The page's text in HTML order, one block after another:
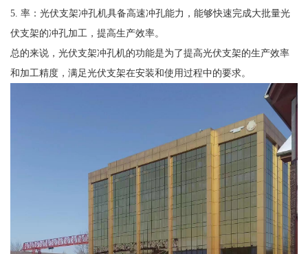
5. 率：光伏支架冲孔机具备高速冲孔能力，能够快速完成大批量光
伏支架的冲孔加工，提高生产效率。
总的来说，光伏支架冲孔机的功能是为了提高光伏支架的生产效率
和加工精度，满足光伏支架在安装和使用过程中的要求。